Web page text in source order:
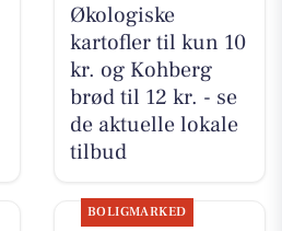
Økologiske
kartofler til kun 10
kr. og Kohberg
brød til 12 kr. - se
de aktuelle lokale
tilbud
BOLIGMARKED